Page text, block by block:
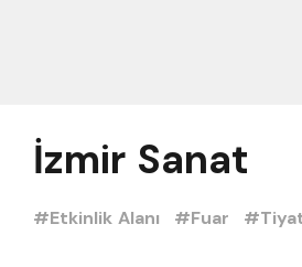
İzmir Sanat
#Etkinlik Alanı #Fuar